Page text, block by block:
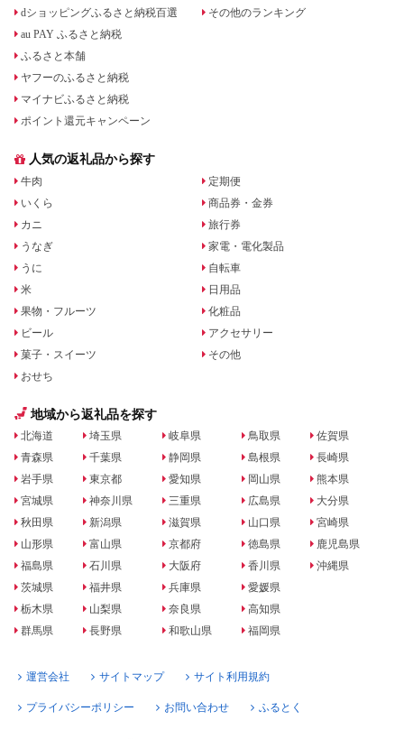
dショッピングふるさと納税百選
au PAY ふるさと納税
ふるさと本舗
ヤフーのふるさと納税
マイナビふるさと納税
ポイント還元キャンペーン
その他のランキング
人気の返礼品から探す
牛肉
いくら
カニ
うなぎ
うに
米
果物・フルーツ
ビール
菓子・スイーツ
おせち
定期便
商品券・金券
旅行券
家電・電化製品
自転車
日用品
化粧品
アクセサリー
その他
地域から返礼品を探す
北海道
青森県
岩手県
宮城県
秋田県
山形県
福島県
茨城県
栃木県
群馬県
埼玉県
千葉県
東京都
神奈川県
新潟県
富山県
石川県
福井県
山梨県
長野県
岐阜県
静岡県
愛知県
三重県
滋賀県
京都府
大阪府
兵庫県
奈良県
和歌山県
鳥取県
島根県
岡山県
広島県
山口県
徳島県
香川県
愛媛県
高知県
福岡県
佐賀県
長崎県
熊本県
大分県
宮崎県
鹿児島県
沖縄県
運営会社 サイトマップ サイト利用規約
プライバシーポリシー お問い合わせ ふるとく